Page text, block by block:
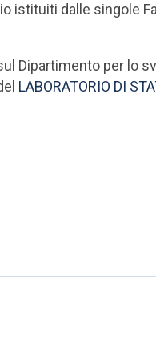
istituiti dalle singole
Dipartimento per lo
LABORATORIO DI